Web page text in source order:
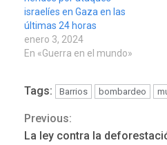
israelíes en Gaza en las
últimas 24 horas
enero 3, 2024
En «Guerra en el mundo»
Tags: Barrios bombardeo
Continue
Previous:
La ley contra la